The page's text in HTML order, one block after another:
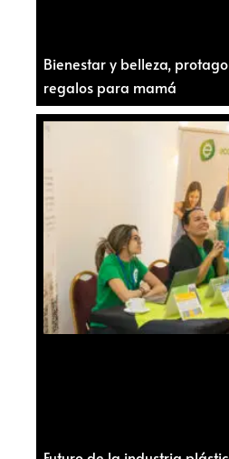
Bienestar y belleza,
regalos para mamá